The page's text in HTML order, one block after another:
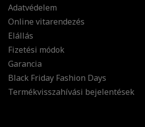
Adatvédelem
Online vitarendezés
Elállás
Fizetési módok
Garancia
Black Friday Fashion Days
Termékvisszahívási bejelentések